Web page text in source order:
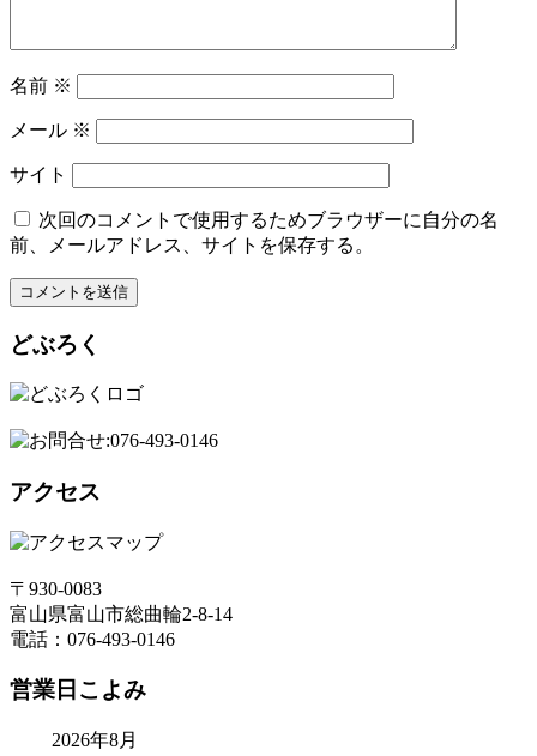
名前 ※
メール ※
サイト
次回のコメントで使用するためブラウザーに自分の名
前、メールアドレス、サイトを保存する。
どぶろく
アクセス
〒930-0083
富山県富山市総曲輪2-8-14
電話：076-493-0146
営業日こよみ
2026年8月